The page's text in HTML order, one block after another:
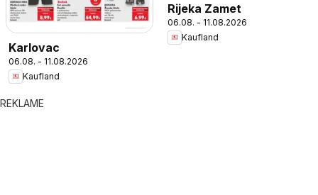
Karlovac
06.08. - 11.08.2026
Kaufland
Rijeka Zamet
06.08. - 11.08.2026
Kaufland
REKLAME